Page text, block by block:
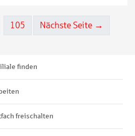
105 Nächste Seite →
finden
freischalten